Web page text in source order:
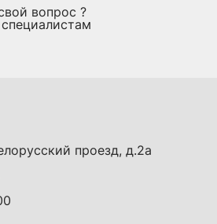
вопрос ?
проезд, д.2а